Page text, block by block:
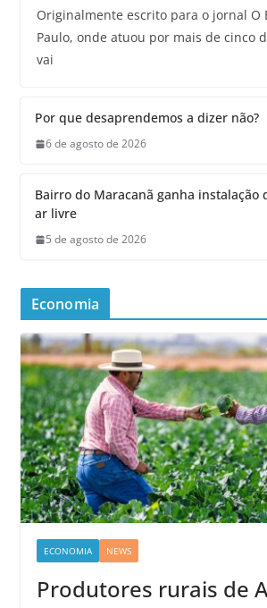
Originalmente escrito para o jornal O
Paulo, onde atuou por mais de cinco
vai
Por que desaprendemos a dizer não?
6 de agosto de 2026
Bairro do Maracanã ganha instalação
ar livre
5 de agosto de 2026
Economia
ECONOMIA NEWS
Produtores rurais de